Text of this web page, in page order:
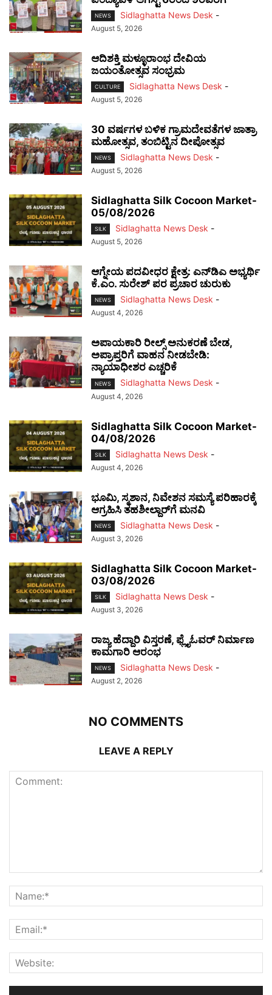
NEWS Sidlaghatta News Desk -
August 5, 2026
ಆದಿಶಕ್ತಿ ಮಳ್ಳೂರಾಂಭ ದೇವಿಯ
ಜಯಂತೋತ್ಸವ ಸಂಭ್ರಮ
CULTURE Sidlaghatta News Desk -
August 5, 2026
30 ವರ್ಷಗಳ ಬಳಿಕ ಗ್ರಾಮದೇವತೆಗಳ ಜಾತ್ರಾ
ಮಹೋತ್ಸವ, ತಂಬಿಟ್ಟಿನ ದೀಪೋತ್ಸವ
NEWS Sidlaghatta News Desk -
August 5, 2026
Sidlaghatta Silk Cocoon Market-
05/08/2026
SILK Sidlaghatta News Desk -
August 5, 2026
ಆಗ್ನೇಯ ಪದವೀಧರ ಕ್ಷೇತ್ರ: ಎನ್‌ಡಿಎ ಅಭ್ಯರ್ಥಿ
ಕೆ.ಎಂ. ಸುರೇಶ್ ಪರ ಪ್ರಚಾರ ಚುರುಕು
NEWS Sidlaghatta News Desk -
August 4, 2026
ಅಪಾಯಕಾರಿ ರೀಲ್ಸ್ ಅನುಕರಣೆ ಬೇಡ,
ಅಪ್ರಾಪ್ತರಿಗೆ ವಾಹನ ನೀಡಬೇಡಿ:
ನ್ಯಾಯಾಧೀಶರ ಎಚ್ಚರಿಕೆ
NEWS Sidlaghatta News Desk -
August 4, 2026
Sidlaghatta Silk Cocoon Market-
04/08/2026
SILK Sidlaghatta News Desk -
August 4, 2026
ಭೂಮಿ, ಸ್ಮಶಾನ, ನಿವೇಶನ ಸಮಸ್ಯೆ ಪರಿಹಾರಕ್ಕೆ
ಆಗ್ರಹಿಸಿ ತಹಶೀಲ್ದಾರ್‌ಗೆ ಮನವಿ
NEWS Sidlaghatta News Desk -
August 3, 2026
Sidlaghatta Silk Cocoon Market-
03/08/2026
SILK Sidlaghatta News Desk -
August 3, 2026
ರಾಜ್ಯ ಹೆದ್ದಾರಿ ವಿಸ್ತರಣೆ, ಫ್ಲೈಓವರ್ ನಿರ್ಮಾಣ
ಕಾಮಗಾರಿ ಆರಂಭ
NEWS Sidlaghatta News Desk -
August 2, 2026
NO COMMENTS
LEAVE A REPLY